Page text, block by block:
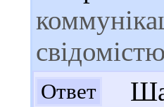
Ответ